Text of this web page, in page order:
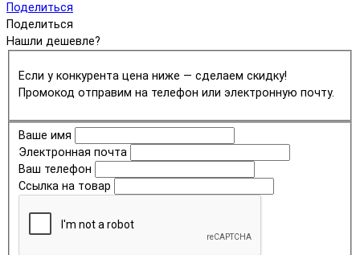
Поделиться
Поделиться
Нашли дешевле?
Если у конкурента цена ниже — сделаем скидку!
Промокод отправим на телефон или электронную почту.
Ваше имя
Электронная почта
Ваш телефон
Ссылка на товар